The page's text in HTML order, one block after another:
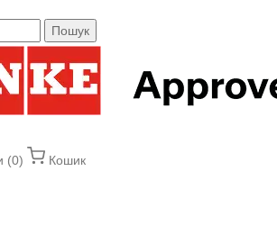
Пошук
(0)
Кошик